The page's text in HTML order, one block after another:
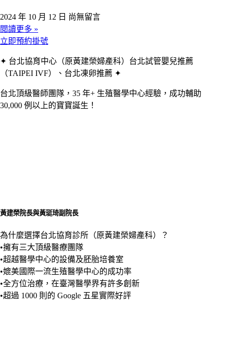
2024 年 10 月 12 日 尚無留言
閱讀更多 »
立即預約掛號
✦ 台北協育中心（原黃建榮婦產科）台北試管嬰兒推薦
（TAIPEI IVF）、台北凍卵推薦 ✦
台北頂級醫師團隊，35 年+ 生殖醫學中心經驗，成功輔助
30,000 例以上的寶寶誕生！
黃建榮院長與黃珽琦副院長
為什麼選擇台北協育診所（原黃建榮婦產科）？
•擁有三大頂級醫療團隊
•超越醫學中心的設備及胚胎培養室
•媲美國際一流生殖醫學中心的成功率
•全方位治療，在臺灣醫學界有許多創新
•超過 1000 則的 Google 五星實際好評